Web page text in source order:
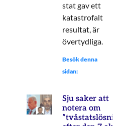
stat gav ett
katastrofalt
resultat, är
övertydliga.
Besök denna
sidan:
Sju saker att
notera om
”tvåstatslösningen”